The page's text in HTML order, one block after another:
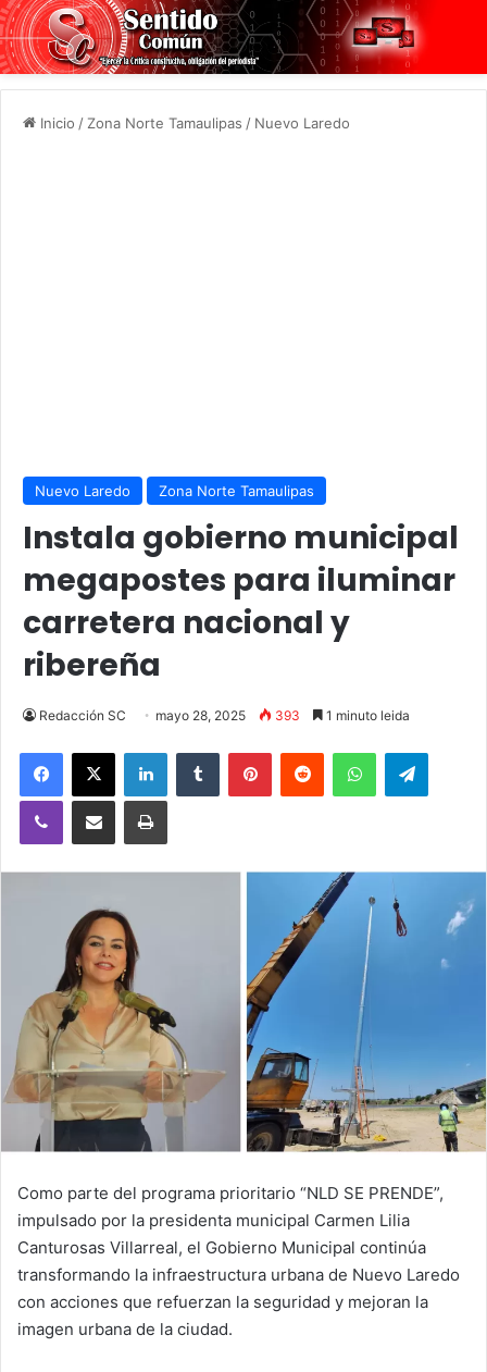
Inicio / Zona Norte Tamaulipas / Nuevo Laredo
Nuevo Laredo Zona Norte Tamaulipas
Instala gobierno municipal
megapostes para iluminar
carretera nacional y
ribereña
Redacción SC mayo 28, 2025 393 1 minuto leida
Facebook
X LinkedInTumblr PinterestReddit WhatsApp
Viber Compartir vía email Imprimir
Como parte del programa prioritario “NLD SE PRENDE”,
impulsado por la presidenta municipal Carmen Lilia
Canturosas Villarreal, el Gobierno Municipal continúa
transformando la infraestructura urbana de Nuevo Laredo
con acciones que refuerzan la seguridad y mejoran la
imagen urbana de la ciudad.